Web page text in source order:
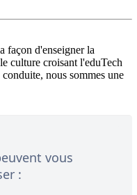
façon d'enseigner la
culture croisant l'eduTech
nous sommes une
vous
: